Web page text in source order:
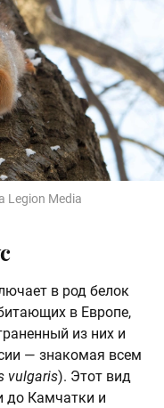
Legion Media
в род белок
в Европе,
из них и
— знакомая всем
vulgaris). Этот вид
до Камчатки и